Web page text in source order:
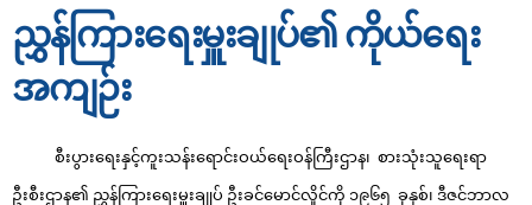
ညွှန်ကြားရေးမှူးချုပ်၏ ကိုယ်ရေး
အကျဉ်း
စီးပွားရေးနှင့်ကူးသန်းရောင်းဝယ်ရေးဝန်ကြီးဌာန၊ စားသုံးသူရေးရာ
ဦးစီးဌာန၏ ညွှန်ကြားရေးမှူးချုပ် ဦးခင်မောင်လှိုင်ကို ၁၉၆၅ ခုနှစ်၊ ဒီဇင်ဘာလ